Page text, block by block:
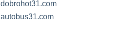
dobrohot31.com
autobus31.com